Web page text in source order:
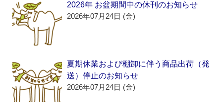
2026年 お盆期間中の休刊のお知らせ
2026年07月24日 (金)
夏期休業および棚卸に伴う商品出荷（発
送）停止のお知らせ
2026年07月24日 (金)